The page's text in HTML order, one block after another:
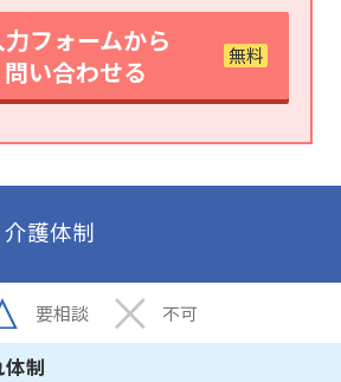
フォームから
問い合わせる
護体制
要相談 不可
制